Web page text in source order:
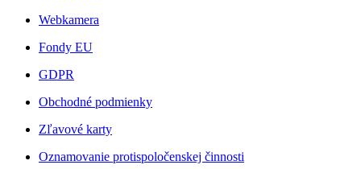
Webkamera
Fondy EU
GDPR
Obchodné podmienky
Zľavové karty
Oznamovanie protispoločenskej činnosti